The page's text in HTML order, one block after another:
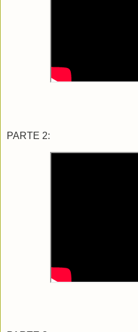
PARTE 2: